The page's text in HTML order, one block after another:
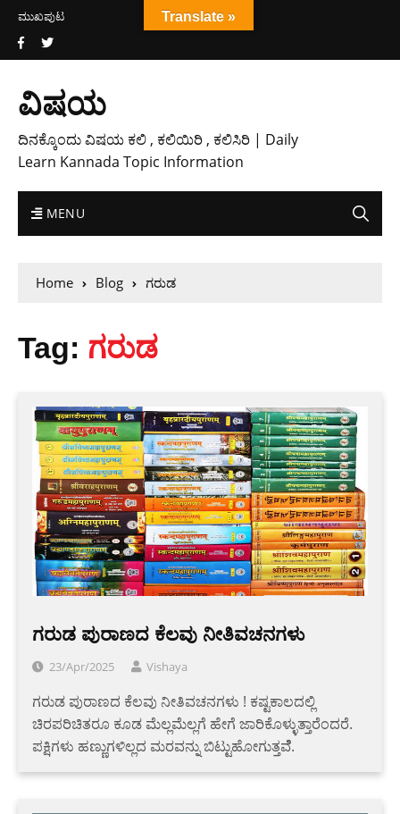
ಮುಖಪುಟ
ವಿಷಯ
ದಿನಕ್ಕೊಂದು ವಿಷಯ ಕಲಿ , ಕಲಿಯಿರಿ , ಕಲಿಸಿರಿ | Daily
Learn Kannada Topic Information
MENU
Home Blog ಗರುಡ
Tag: ಗರುಡ
ಗರುಡ ಪುರಾಣದ ಕೆಲವು ನೀತಿವಚನಗಳು
23/Apr/2025 Vishaya
ಗರುಡ ಪುರಾಣದ ಕೆಲವು ನೀತಿವಚನಗಳು ! ಕಷ್ಟಕಾಲದಲ್ಲಿ
ಚಿರಪರಿಚಿತರೂ ಕೂಡ ಮೆಲ್ಲಮೆಲ್ಲಗೆ ಹೇಗೆ ಜಾರಿಕೊಳ್ಳುತ್ತಾರೆಂದರೆ.
ಪಕ್ಷಿಗಳು ಹಣ್ಣುಗಳಿಲ್ಲದ ಮರವನ್ನು ಬಿಟ್ಟುಹೋಗುತ್ತವೆೆ.
Translate »